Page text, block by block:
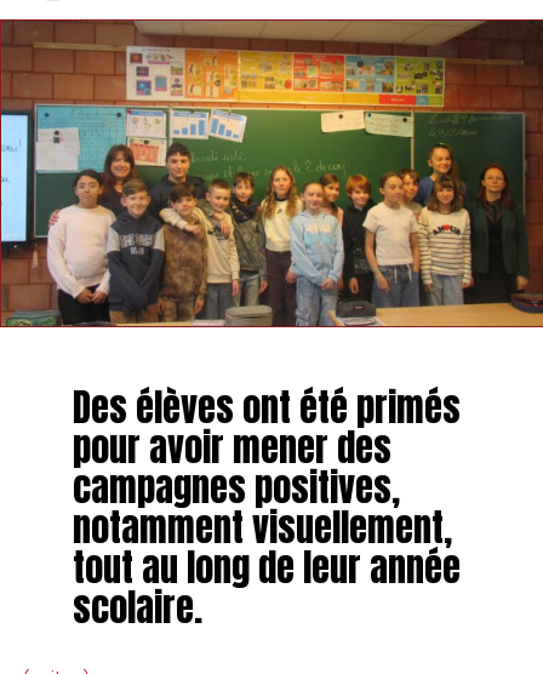
Des élèves ont été primés
pour avoir mener des
campagnes positives,
notamment visuellement,
tout au long de leur année
scolaire.